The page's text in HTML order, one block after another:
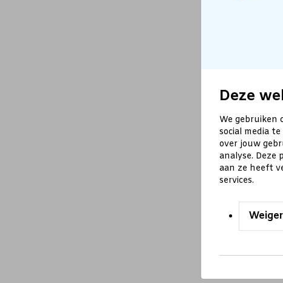
Deze
We gebruiken
social media
over jouw
analyse. Deze
aan ze heeft
services.